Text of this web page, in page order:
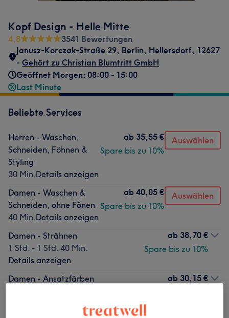
Kopf Design - Helle Mitte
4,8
3541 Bewertungen
Janusz-Korczak-Straße 29, Berlin, Hellersdorf, 12627
- Gehört zu Christian Blumtritt GmbH
Geöffnet Morgen: 08:00 - 15:00
Last Minute
Beliebte Services
Herren - Waschen,
Schneiden, Föhnen &
Styling
30 Min.Details anzeigen
ab 35,55 €
Spare bis zu 10%
Auswählen
Damen - Waschen &
Schneiden, ohne Fönen
40 Min.Details anzeigen
ab 40,05 €
Spare bis zu 10%
Auswählen
Damen - Strähnen
1 Std. - 1 Std. 40 Min.
Details anzeigen
ab 38,70 €
Spare bis zu 10%
Damen - Ansatzfärben
ab 30,15 €